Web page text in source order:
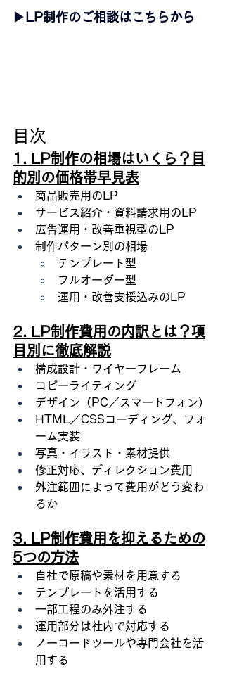
▶︎LP制作のご相談はこちらから
目次
1. LP制作の相場はいくら？目
的別の価格帯早見表
商品販売用のLP
サービス紹介・資料請求用のLP
広告運用・改善重視型のLP
制作パターン別の相場
テンプレート型
フルオーダー型
運用・改善支援込みのLP
2. LP制作費用の内訳とは？項
目別に徹底解説
構成設計・ワイヤーフレーム
コピーライティング
デザイン（PC／スマートフォン）
HTML／CSSコーディング、フォ
ーム実装
写真・イラスト・素材提供
修正対応、ディレクション費用
外注範囲によって費用がどう変わ
るか
3. LP制作費用を抑えるための
5つの方法
自社で原稿や素材を用意する
テンプレートを活用する
一部工程のみ外注する
運用部分は社内で対応する
ノーコードツールや専門会社を活
用する